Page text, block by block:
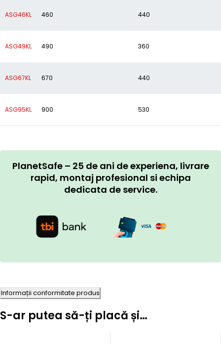
ASG46KL 460 440
ASG49KL 490 360
ASG67KL 670 440
ASG95KL 900 530
PlanetSafe – 25 de ani de experiena, livrare
rapid, montaj profesional si echipa
dedicata de service.
Informații conformitate produs
S-ar putea să-ți placă și…